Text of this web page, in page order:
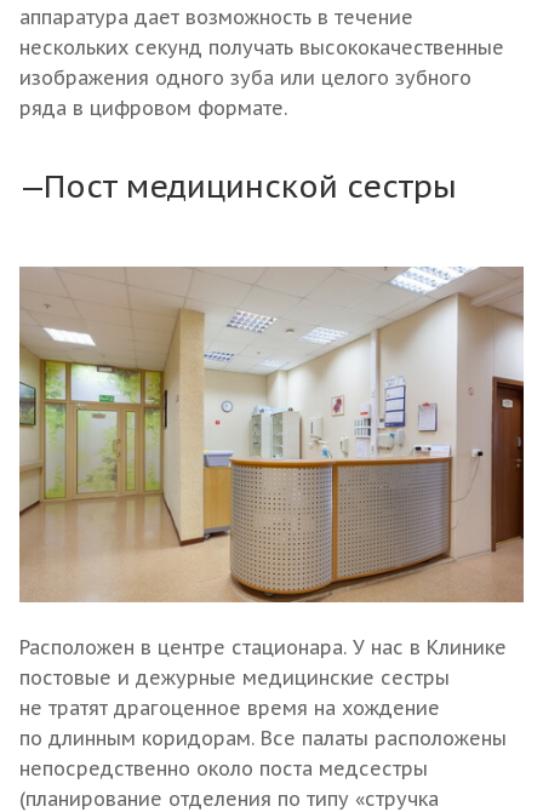
аппаратура дает возможность в течение
нескольких секунд получать высококачественные
изображения одного зуба или целого зубного
ряда в цифровом формате.
Пост медицинской сестры
Расположен в центре стационара. У нас в Клинике
постовые и дежурные медицинские сестры
не тратят драгоценное время на хождение
по длинным коридорам. Все палаты расположены
непосредственно около поста медсестры
(планирование отделения по типу «стручка